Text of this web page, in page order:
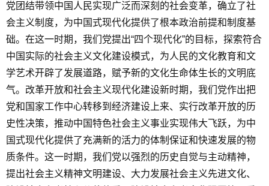
党团结带领中国人民实现广泛而深刻的社会变革，确立了社
会主义制度，为中国式现代化提供了根本政治前提和制度基
础。在这一时期，我们党提出“四个现代化”的目标，探索符合
中国实际的社会主义文化建设模式，为人民的文化教育和文
学艺术开辟了发展道路，赋予新的文化生命体生长的文明底
气。改革开放和社会主义现代化建设新时期，我们党作出把
党和国家工作中心转移到经济建设上来、实行改革开放的历
史性决策，推动中国特色社会主义事业实现伟大飞跃，为中
国式现代化提供了充满新的活力的体制保证和快速发展的物
质条件。这一时期，我们党以强烈的历史自觉与主动精神，
提出社会主义精神文明建设、大力发展社会主义先进文化、